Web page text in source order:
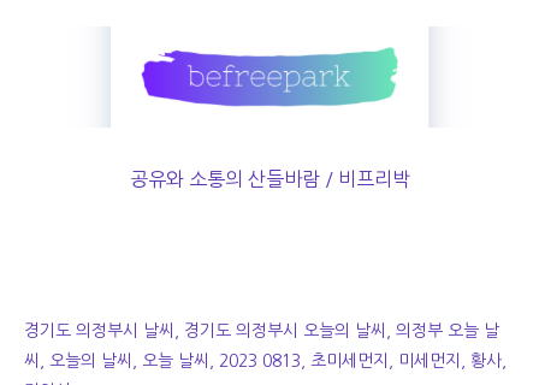
공유와 소통의 산들바람 / 비프리박
경기도 의정부시 날씨, 경기도 의정부시 오늘의 날씨, 의정부 오늘 날
씨, 오늘의 날씨, 오늘 날씨, 2023 0813, 초미세먼지, 미세먼지, 황사,